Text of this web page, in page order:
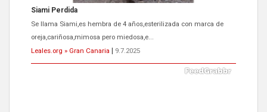
Siami Perdida
Se llama Siami,es hembra de 4 años,esterilizada con marca de
oreja,cariñosa,mimosa pero miedosa,e...
Leales.org » Gran Canaria
9.7.2025